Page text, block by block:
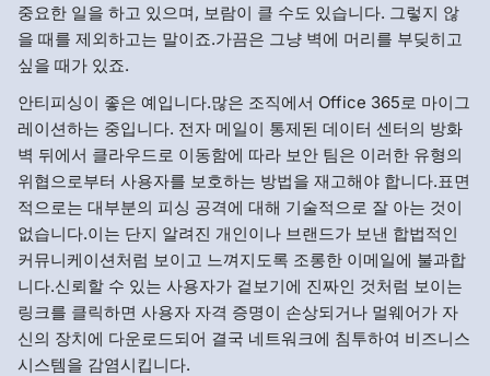
중요한 일을 하고 있으며, 보람이 클 수도 있습니다. 그렇지 않
을 때를 제외하고는 말이죠.가끔은 그냥 벽에 머리를 부딪히고
싶을 때가 있죠.
안티피싱이 좋은 예입니다.많은 조직에서 Office 365로 마이그
레이션하는 중입니다. 전자 메일이 통제된 데이터 센터의 방화
벽 뒤에서 클라우드로 이동함에 따라 보안 팀은 이러한 유형의
위협으로부터 사용자를 보호하는 방법을 재고해야 합니다.표면
적으로는 대부분의 피싱 공격에 대해 기술적으로 잘 아는 것이
없습니다.이는 단지 알려진 개인이나 브랜드가 보낸 합법적인
커뮤니케이션처럼 보이고 느껴지도록 조롱한 이메일에 불과합
니다.신뢰할 수 있는 사용자가 겉보기에 진짜인 것처럼 보이는
링크를 클릭하면 사용자 자격 증명이 손상되거나 멀웨어가 자
신의 장치에 다운로드되어 결국 네트워크에 침투하여 비즈니스
시스템을 감염시킵니다.